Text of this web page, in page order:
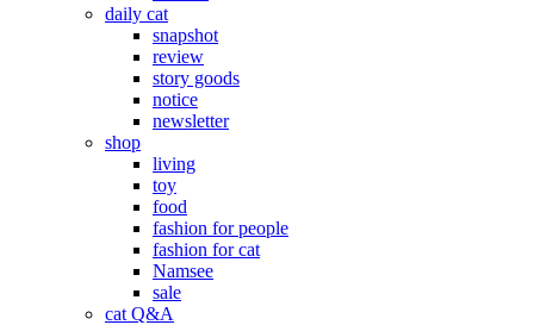
daily cat
snapshot
review
story goods
notice
newsletter
shop
living
toy
food
fashion for people
fashion for cat
Namsee
sale
cat Q&A